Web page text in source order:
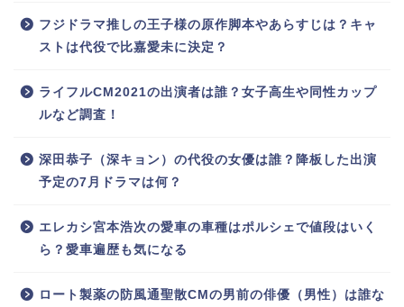
フジドラマ推しの王子様の原作脚本やあらすじは？キャ
ストは代役で比嘉愛未に決定？
ライフルCM2021の出演者は誰？女子高生や同性カップ
ルなど調査！
深田恭子（深キョン）の代役の女優は誰？降板した出演
予定の7月ドラマは何？
エレカシ宮本浩次の愛車の車種はポルシェで値段はいく
ら？愛車遍歴も気になる
ロート製薬の防風通聖散CMの男前の俳優（男性）は誰な